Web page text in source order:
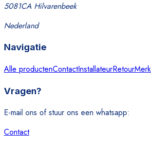
5081CA Hilvarenbeek
Nederland
Navigatie
Alle productenContactInstallateurRetour
Vragen?
E-mail ons of stuur ons een whatsapp:
Contact